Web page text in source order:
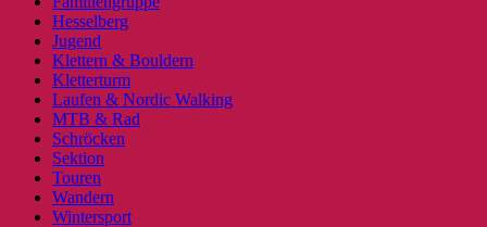
Hesselberg
Jugend
Klettern & Bouldern
Kletterturm
Laufen & Nordic Walking
MTB & Rad
Schröcken
Sektion
Touren
Wandern
Wintersport